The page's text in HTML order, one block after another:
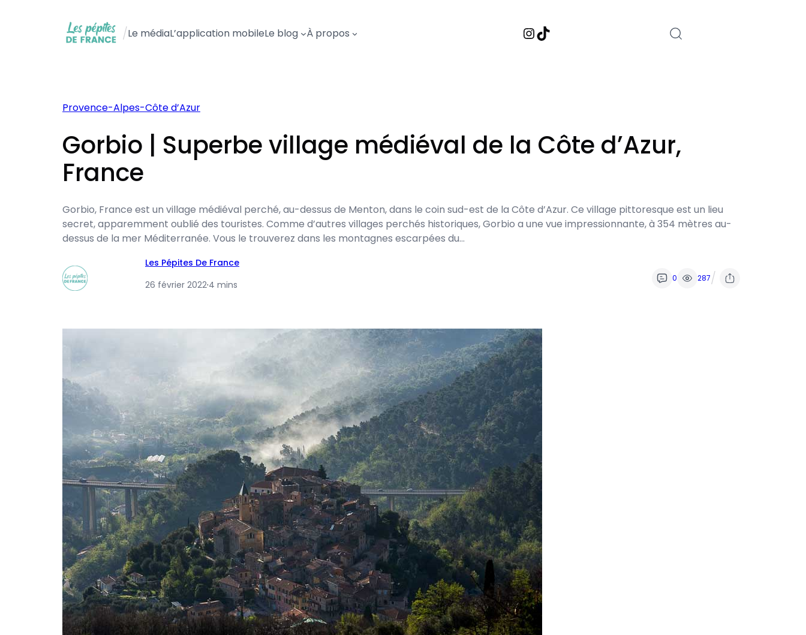
/Le médiaL’application mobileLe blog À propos Instagram
TikTok
Provence-Alpes-Côte d’Azur
Gorbio | Superbe village médiéval de la Côte d’Azur,
France
Gorbio, France est un village médiéval perché, au-dessus de Menton, dans le coin sud-est de la Côte d’Azur. Ce village pittoresque est un lieu
secret, apparemment oublié des touristes. Comme d’autres villages perchés historiques, Gorbio a une vue impressionnante, à 354 mètres au-
dessus de la mer Méditerranée. Vous le trouverez dans les montagnes escarpées du…
Les Pépites De France
26 février 2022·4 mins
0 287/